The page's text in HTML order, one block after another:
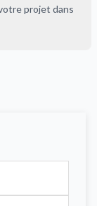
projet dans